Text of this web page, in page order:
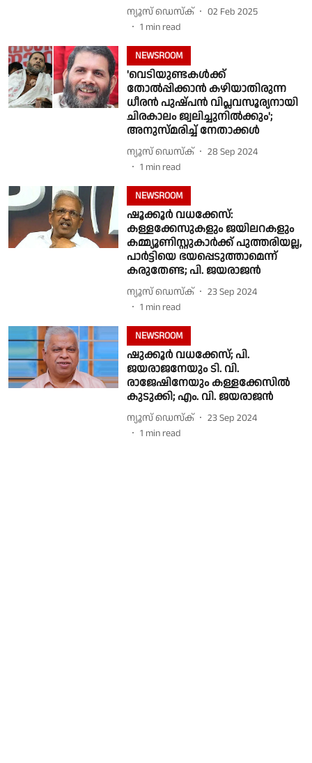
ന്യൂസ് ഡെസ്ക്
02 Feb 2025
1 min read
NEWSROOM
'വെടിയുണ്ടകൾക്ക്‌
തോൽപ്പിക്കാൻ കഴിയാതിരുന്ന
ധീരൻ പുഷ്‌പൻ വിപ്ലവസൂര്യനായി
ചിരകാലം ജ്വലിച്ചുനിൽക്കും';
അനുസ്മരിച്ച് നേതാക്കൾ
ന്യൂസ് ഡെസ്ക്
28 Sep 2024
1 min read
NEWSROOM
ഷൂക്കൂർ വധക്കേസ്:
കള്ളക്കേസുകളും ജയിലറകളും
കമ്മ്യൂണിസ്റ്റുകാർക്ക് പുത്തരിയല്ല,
പാർട്ടിയെ ഭയപ്പെടുത്താമെന്ന്
കരുതേണ്ട; പി. ജയരാജൻ
ന്യൂസ് ഡെസ്ക്
23 Sep 2024
1 min read
NEWSROOM
ഷുക്കൂർ വധക്കേസ്; പി.
ജയരാജനേയും ടി. വി.
രാജേഷിനേയും കള്ളക്കേസിൽ
കുടുക്കി; എം. വി. ജയരാജൻ
ന്യൂസ് ഡെസ്ക്
23 Sep 2024
1 min read